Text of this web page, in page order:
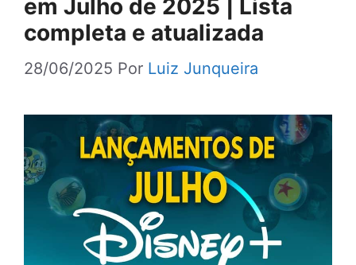
em Julho de 2025 | Lista
completa e atualizada
28/06/2025 Por Luiz Junqueira